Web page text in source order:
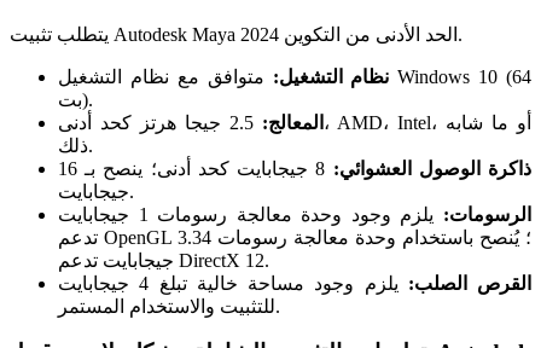
يتطلب تثبيت Autodesk Maya 2024 الحد الأدنى من التكوين.
نظام التشغيل: متوافق مع نظام التشغيل Windows 10 (64
بت).
المعالج:
2.5 جيجا هرتز كحد أدنى، AMD، Intel، أو ما شابه
ذلك.
ذاكرة الوصول العشوائي:
8 جيجابايت كحد أدنى؛ ينصح بـ 16
جيجابايت.
الرسومات:
يلزم وجود وحدة معالجة رسومات 1 جيجابايت
تدعم OpenGL 3.3؛ يُنصح باستخدام وحدة معالجة رسومات 4
جيجابايت تدعم DirectX 12.
القرص الصلب:
يلزم وجود مساحة خالية تبلغ 4 جيجابايت
للتثبيت والاستخدام المستمر.